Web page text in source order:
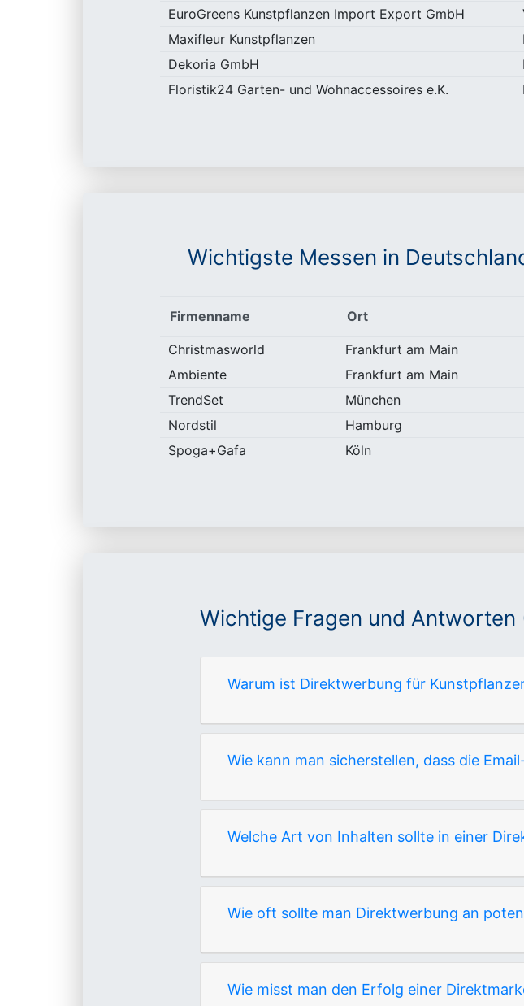
EuroGreens Kunstpflanzen Import Export GmbH
Maxifleur Kunstpflanzen
Dekoria GmbH
Floristik24 Garten- und Wohnaccessoires e.K.
Wichtigste Messen in
Firmenname Ort
Christmasworld Frankfurt am Main
Ambiente
Frankfurt am Main
TrendSet
München
Nordstil
Hamburg
Spoga+Gafa
Köln
Wichtige Fragen und Antworten
Warum ist Direktwerbung für
Wie kann man sicherstellen, dass die
Welche Art von Inhalten sollte in einer
Wie oft sollte man Direktwerbung an
Wie misst man den Erfolg einer